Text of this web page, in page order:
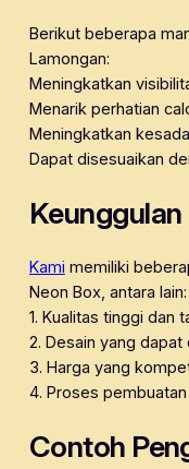
Berikut beberapa
Lamongan:
Meningkatkan
Menarik perhatian
Meningkatkan
Dapat disesuaikan
Kami memiliki
Neon Box, antara lain:
1. Kualitas tinggi dan
2. Desain yang dapat
3. Harga yang
4. Proses
Contoh